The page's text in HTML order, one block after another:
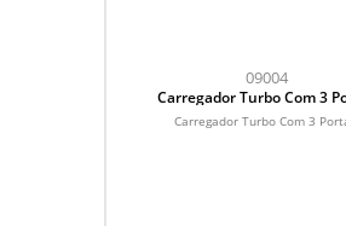
09004
Carregador Turbo Com 3
Carregador Turbo Com 3